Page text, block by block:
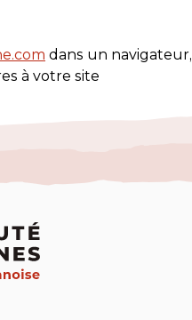
dans un navigateur,
à votre site